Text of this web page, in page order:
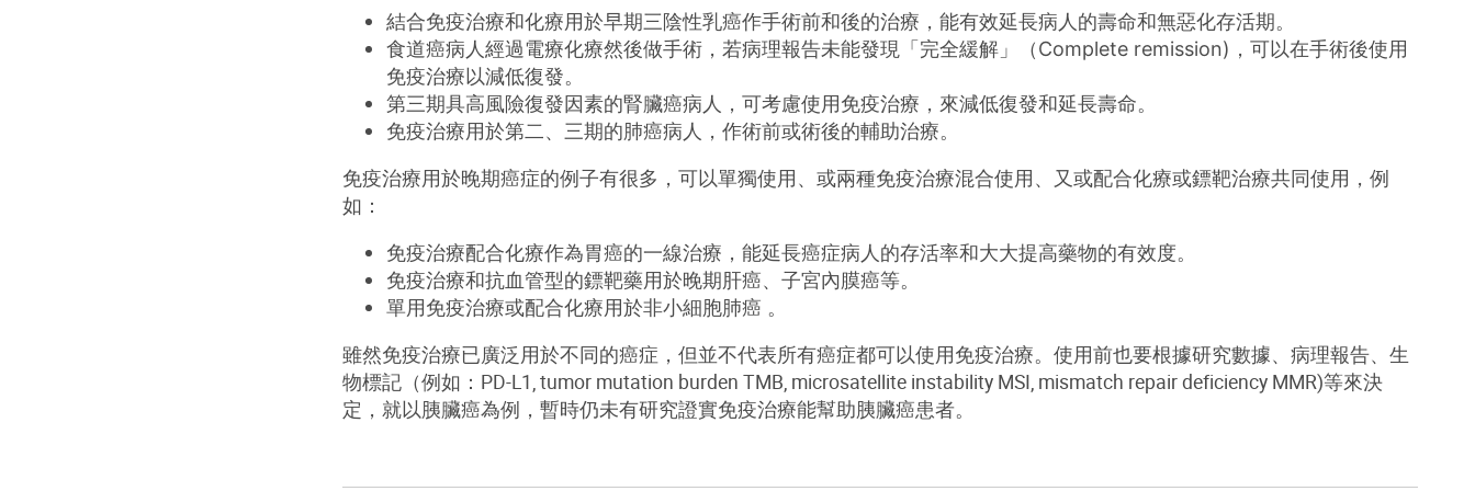
結合免疫治療和化療用於早期三陰性乳癌作手術前和後的治療，能有效延長病人的壽命和無惡化存活期。
食道癌病人經過電療化療然後做手術，若病理報告未能發現「完全緩解」（Complete remission) ，可以在手術後使用
免疫治療以減低復發。
第三期具高風險復發因素的腎臟癌病人，可考慮使用免疫治療，來減低復發和延長壽命。
免疫治療用於第二、三期的肺癌病人，作術前或術後的輔助治療。
免疫治療用於晚期癌症的例子有很多，可以單獨使用、或兩種免疫治療混合使用、又或配合化療或鏢靶治療共同使用，例
如：
免疫治療配合化療作為胃癌的一線治療，能延長癌症病人的存活率和大大提高藥物的有效度。
免疫治療和抗血管型的鏢靶藥用於晚期肝癌、子宮內膜癌等。
單用免疫治療或配合化療用於非小細胞肺癌 。
雖然免疫治療已廣泛用於不同的癌症，但並不代表所有癌症都可以使用免疫治療。使用前也要根據研究數據、病理報告、生
物標記（例如： PD-L1, tumor mutation burden TMB, microsatellite instability MSI, mismatch repair deficiency MMR)等來決
定，就以胰臟癌為例，暫時仍未有研究證實免疫治療能幫助胰臟癌患者。